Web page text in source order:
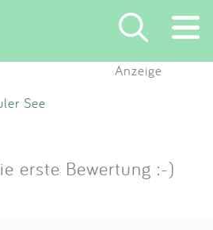
Suchen
Anzeige
See
erste Bewertung :-)